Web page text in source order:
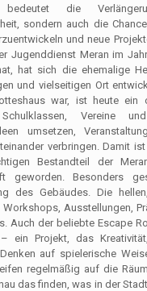
die
sondern auch die
und neue
Jugenddienst Meran im
hat sich die ehemalige
und vielseitigen Ort
war, ist heute ein
Schulklassen, Vereine
umsetzen,
verbringen. Damit
Bestandteil der
geworden. Besonders
des Gebäudes. Die
Ausstellungen,
Auch der beliebte Escape
ein Projekt, das
auf spielerische
regelmäßig auf die
das finden, was in der